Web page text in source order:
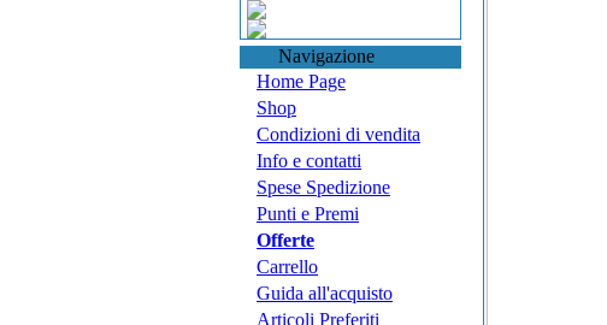
Navigazione
Home Page
Shop
Condizioni di vendita
Info e contatti
Spese Spedizione
Punti e Premi
Offerte
Carrello
Guida all'acquisto
Articoli Preferiti